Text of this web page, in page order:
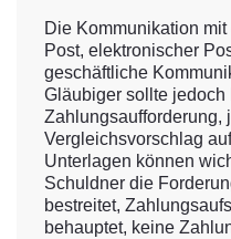
Die Kommunikation
Post, elektronischer
geschäftliche
Gläubiger sollte
Zahlungsaufforderung,
Vergleichsvorschlag
Unterlagen können
Schuldner die
bestreitet,
behauptet, keine